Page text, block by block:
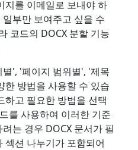
지를 이메일로 보내야 하
부만 보여주고 싶을 수
코드의 DOCX 분할 기능
', '페이지 범위별', '제목
방법을 사용할 수 있습
하고 필요한 방법을 선택
를 사용하여 이러한 기준
는 경우 DOCX 문서가 필
섹션 나누기가 포함되어